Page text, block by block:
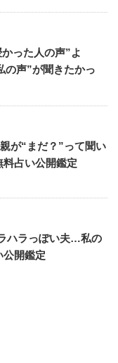
った人の声”よ
の声”が聞きたかっ
が“まだ？”って聞い
占い公開鑑定
ハラっぽい夫…私の
公開鑑定